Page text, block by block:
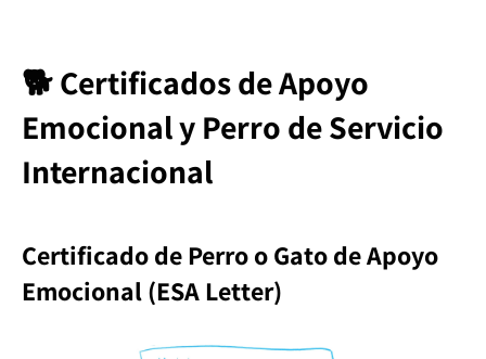
🐕 Certificados de Apoyo
Emocional y Perro de Servicio
Internacional
Certificado de Perro o Gato de Apoyo
Emocional (ESA Letter)